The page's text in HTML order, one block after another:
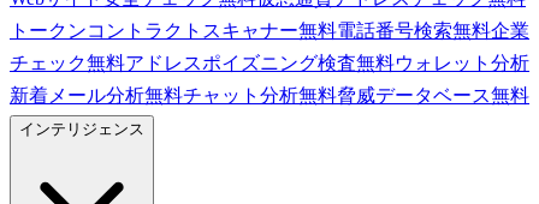
トークンコントラクトスキャナー無料電話番号検索無料企業
チェック無料アドレスポイズニング検査無料ウォレット分析
新着 メール分析無料チャット分析無料脅威データベース無料
インテリジェンス